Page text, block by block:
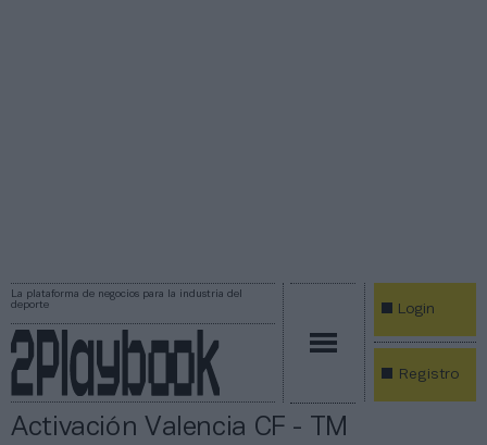
La plataforma de negocios para la industria del
deporte
Login
Registro
Activación Valencia CF - TM